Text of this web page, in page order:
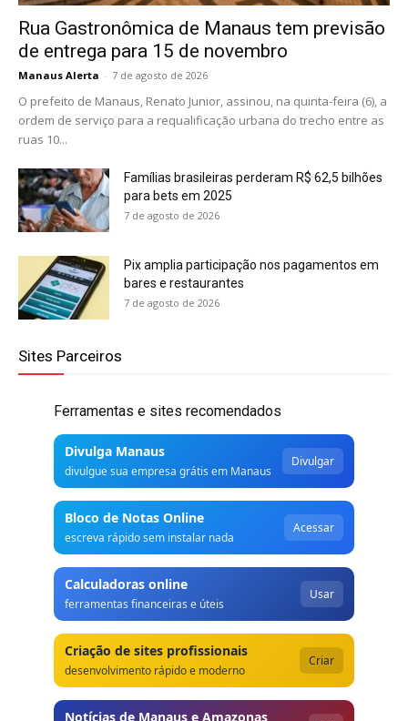
Rua Gastronômica de Manaus tem previsão
de entrega para 15 de novembro
Manaus Alerta - 7 de agosto de 2026
O prefeito de Manaus, Renato Junior, assinou, na quinta-feira (6), a
ordem de serviço para a requalificação urbana do trecho entre as
ruas 10...
Famílias brasileiras perderam R$ 62,5 bilhões
para bets em 2025
7 de agosto de 2026
Pix amplia participação nos pagamentos em
bares e restaurantes
7 de agosto de 2026
Sites Parceiros
Ferramentas e sites recomendados
Divulga Manaus
divulgue sua empresa grátis em Manaus
Divulgar
Bloco de Notas Online
escreva rápido sem instalar nada
Acessar
Calculadoras online
ferramentas financeiras e úteis
Usar
Criação de sites profissionais
desenvolvimento rápido e moderno
Criar
Notícias de Manaus e Amazonas